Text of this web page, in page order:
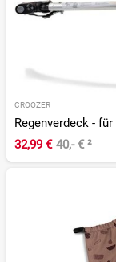
CROOZER
Regenverdeck -
32,99 € 40,- €²